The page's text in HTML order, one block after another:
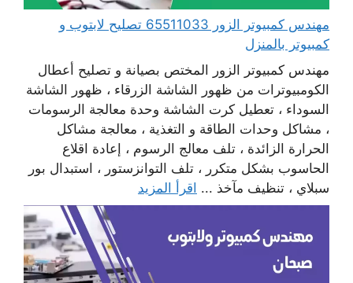
مهندس كمبيوتر الزور 65511033 تصليح لابتوب و
كمبيوتر بالمنزل
مهندس كمبيوتر الزور المختص بصيانة و تصليح أعطال
الكومبيوترات من ظهور الشاشة الزرقاء ، ظهور الشاشة
السوداء ، تعطيل كرت الشاشة وحدة معالجة الرسومات
، مشاكل وحدات الطاقة و التغذية ، معالجة مشاكل
الحرارة الزائدة ، تلف معالج الرسوم ، إعادة اقلاع
الحاسوب بشكل متكرر ، تلف التوانزستور ، استبدال بور
سبلاي ، تنظيف مآخذ ... اقرأ المزيد